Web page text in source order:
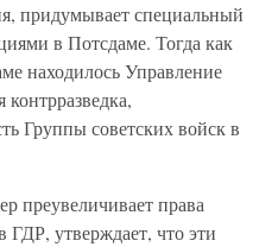
придумывает специальный
в Потсдаме. Тогда как
находилось Управление
Группы советских войск в
преувеличивает права
ГДР, утверждает, что эти